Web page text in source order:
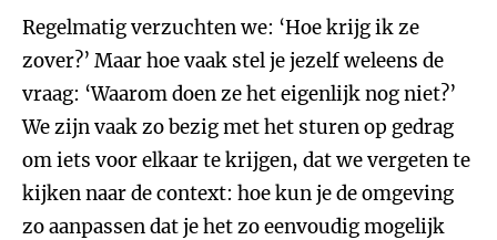
Regelmatig verzuchten we: ‘Hoe krijg ik ze
zover?’ Maar hoe vaak stel je jezelf weleens de
vraag: ‘Waarom doen ze het eigenlijk nog niet?’
We zijn vaak zo bezig met het sturen op gedrag
om iets voor elkaar te krijgen, dat we vergeten te
kijken naar de context: hoe kun je de omgeving
zo aanpassen dat je het zo eenvoudig mogelijk